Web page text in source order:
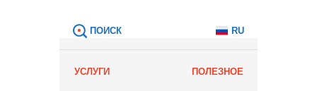
УСЛУГИ ПОЛЕЗНОЕ
RU
ПОИСК